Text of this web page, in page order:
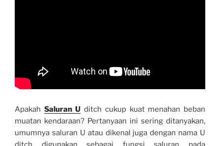
Apakah Saluran U ditch cukup kuat menahan beban
muatan kendaraan? Pertanyaan ini sering ditanyakan,
umumnya saluran U atau dikenal juga dengan nama U